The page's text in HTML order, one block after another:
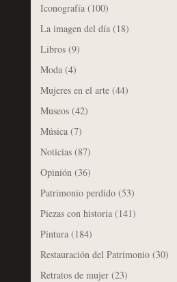
Iconografía(100)
La imagen del día(18)
Libros(9)
Moda(4)
Mujeres en el arte(44)
Museos(42)
Música(7)
Noticias(87)
Opinión (36)
Patrimonio perdido(53)
Piezas con historia(141)
Pintura(184)
Restauración del Patrimonio(30)
Retratos de mujer(23)